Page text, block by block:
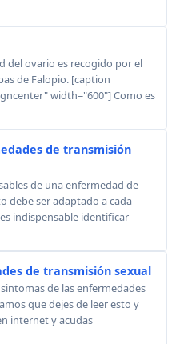
del ovario es recogido por el
de Falopio. [caption
width="600"] Como es
de transmisión
de una enfermedad de
debe ser adaptado a cada
indispensable identificar
de transmisión sexual
de las enfermedades
que dejes de leer esto y
internet y acudas